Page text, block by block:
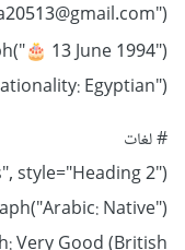
🎂 13 June 1994")
Egyptian")
# لغات
style="Heading 2")
Native")